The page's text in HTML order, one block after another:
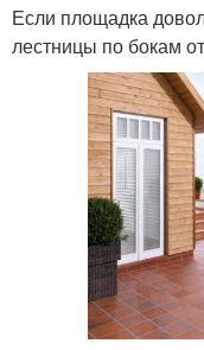
Если площадка
лестницы по бокам